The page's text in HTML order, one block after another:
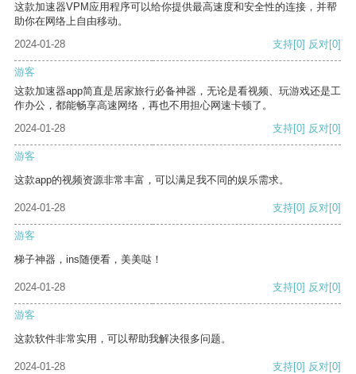
这款加速器VPM应用程序可以给你提供最高速度和安全性的连接，并帮
助你在网络上自由移动。
2024-01-28
支持[0] 反对[0]
游客
这款加速器app简直是居家旅行必备神器，无论是看视频、玩游戏还是工
作办公，都能畅享高速网络，再也不用担心网速卡顿了。
2024-01-28
支持[0] 反对[0]
游客
这款app的视频资源非常丰富，可以满足我不同的娱乐需求。
2024-01-28 支持[0] 反对[0]
游客
梯子神器，ins随便看，美美哒！
2024-01-28 支持[0] 反对[0]
游客
这款软件非常实用，可以帮助我解决很多问题。
2024-01-28 支持[0] 反对[0]